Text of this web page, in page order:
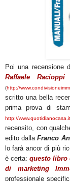
Poi una recensione
Raffaele Racioppi
(http://
scritto una bella
prima prova di
http://
recensito, con
edito dallaFranco
lo farà ancor di più
è certa: questo libro
di marketing
professionale